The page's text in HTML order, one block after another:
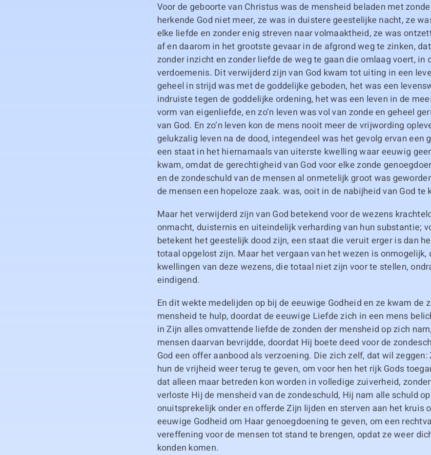
Voor de geboorte van Christus was de mensheid beladen met
herkende God niet meer, ze was in duistere geestelijke nacht, ze
elke liefde en zonder enig streven naar volmaaktheid, ze was
af en daarom in het grootste gevaar in de afgrond weg te zinken,
zonder inzicht en zonder liefde de weg te gaan die omlaag voert, in
verdoemenis. Dit verwijderd zijn van God kwam tot uiting in een
geheel in strijd was met de goddelijke geboden, het was een
indruiste tegen de goddelijke ordening, het was een leven in de
vorm van eigenliefde, en zo’n leven was vol van zonde en geheel
van God. En zo’n leven kon de mens nooit meer de vrijwording
gelukzalig leven na de dood, integendeel was het gevolg ervan een
een staat in het hiernamaals van uiterste kwelling waar eeuwig
kwam, omdat de gerechtigheid van God voor elke zonde
en de zondeschuld van de mensen al onmetelijk groot was
de mensen een hopeloze zaak. was, ooit in de nabijheid van God te
Maar het verwijderd zijn van God betekend voor de wezens
onmacht, duisternis en uiteindelijk verharding van hun substantie;
betekent het geestelijk dood zijn, een staat die veruit erger is dan
totaal opgelost zijn. Maar het vergaan van het wezen is onmogelijk,
kwellingen van deze wezens, die totaal niet zijn voor te stellen,
eindigend.
En dit wekte medelijden op bij de eeuwige Godheid en ze kwam de
mensheid te hulp, doordat de eeuwige Liefde zich in een mens
in Zijn alles omvattende liefde de zonden der mensheid op zich
mensen daarvan bevrijdde, doordat Hij boete deed voor de
God een offer aanbood als verzoening. Die zich zelf, dat wil
hun de vrijheid weer terug te geven, om voor hen het rijk Gods
dat alleen maar betreden kon worden in volledige zuiverheid,
verloste Hij de mensheid van de zondeschuld, Hij nam alle schuld
onuitsprekelijk onder en offerde Zijn lijden en sterven aan het kruis
eeuwige Godheid om Haar genoegdoening te geven, om een
vereffening voor de mensen tot stand te brengen, opdat ze weer
konden komen.